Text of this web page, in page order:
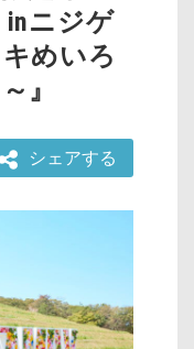
inニジゲ
めいろ
』
シェアする